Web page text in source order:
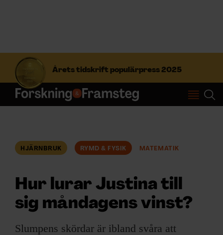
Årets tidskrift populärpress 2025
S
f
t
Prenumerera
ÄMNEN
ARKIV & E-TIDNING
HJÄRNBRUK RYMD & FYSIK MATEMATIK
Hur lurar Justina till
sig måndagens vinst?
Slumpens skördar är ibland svåra att